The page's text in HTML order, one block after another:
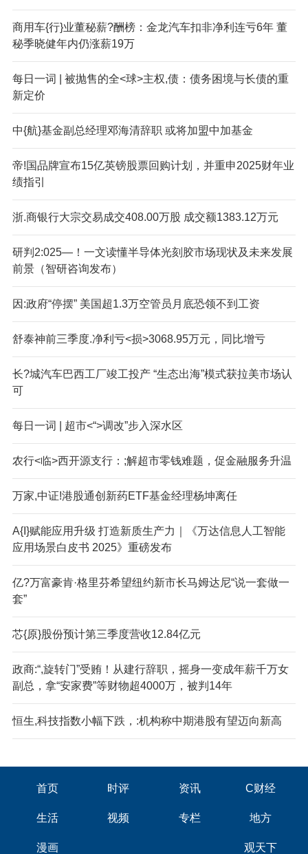
商用车{行}业董秘薪?酬榜：金龙汽车扣非净利连亏6年 董
秘季晓健年内仍涨薪19万
每日一词 | 被抛售的全<球>主权,债：债务困境与长债的重
新定价
中{航}基金副总经理邓海清辞职 或将加盟中加基金
帝!国品牌宣布15亿英镑股票回购计划，并重申2025财年业
绩指引
浙.商银行大宗交易成交408.00万股 成交额1383.12万元
研判2:025—！一文读懂半导体光刻胶市场现状及未来发展
前景（智研咨询发布）
因:政府“停摆” 美国超1.3万空管员月底恐领不到工资
舒泰神前三季度.净利亏<损>3068.95万元，同比增亏
长?城汽车巴西工厂竣工投产 “生态出海”模式获拉美市场认
可
每日一词 | 超市<“>调改”步入深水区
农行<临>西开源支行：;解超市零钱难题，促金融服务升温
万家,中证!港股通创新药ETF基金经理杨坤离任
A{I}赋能应用升级 打造新质生产力｜《万达信息人工智能
应用场景白皮书 2025》重磅发布
亿?万富豪肯·格里芬希望纽约新市长马姆达尼“说一套做一
套”
芯{原}股份预计第三季度营收12.84亿元
政商:“,旋转门”受贿！从建行辞职，摇身一变成年薪千万女
副总，拿“安家费”等财物超4000万，被判14年
恒生,科技指数小幅下跌，:机构称中期港股有望迈向新高
首页 时评 资讯 C财经
生活 视频 专栏 地方
漫画 观天下